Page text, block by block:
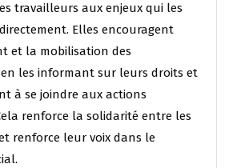
travailleurs aux enjeux qui les
Elles encouragent
et la mobilisation des
les informant sur leurs droits et
à se joindre aux actions
renforce la solidarité entre les
renforce leur voix dans le